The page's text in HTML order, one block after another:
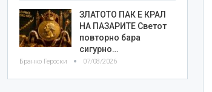
ЗЛАТОТО ПАК Е КРАЛ
НА ПАЗАРИТЕ Светот
повторно бара
сигурно…
Бранко Героски 07/08/2026